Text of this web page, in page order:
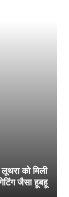
को मिली
जैसा हूबहू